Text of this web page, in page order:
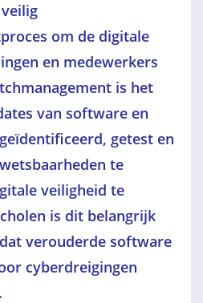
om de digitale
en medewerkers
is het
van software en
getest en
te
veiligheid te
is dit belangrijk
verouderde software
cyberdreigingen